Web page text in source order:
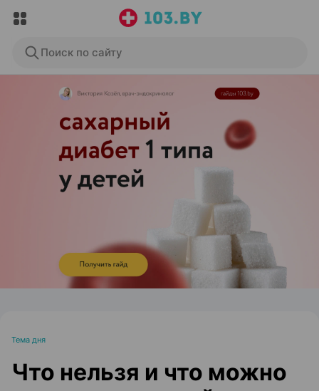
Поиск по сайту
ЭФФЕКТИВНАЯ РЕКЛАМА НА САЙТЕ
Тема дня
Что нельзя и что можно